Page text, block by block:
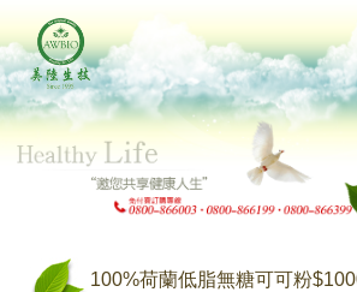
100%荷蘭低脂無糖可可粉